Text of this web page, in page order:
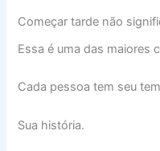
Começar tarde não
Essa é uma das maiores
Cada pessoa tem seu
Sua história.